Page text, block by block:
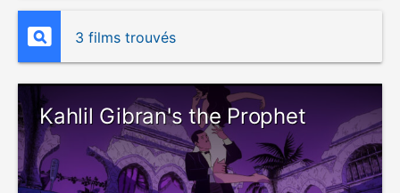
3 films trouvés
Kahlil Gibran's the Prophet